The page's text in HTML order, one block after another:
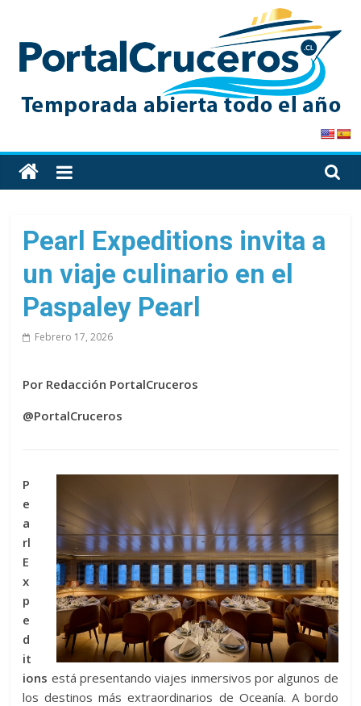
content
PortalCruceros
Toda
la
de
cruceros
en
un
solo
Pearl Expeditions invita a
un viaje culinario en el
Paspaley Pearl
Febrero 17, 2026
Por Redacción PortalCruceros
@PortalCruceros
P
e
a
rl
E
x
p
e
d
it
ions está presentando viajes inmersivos por algunos de
los destinos más extraordinarios de Oceanía. A bordo